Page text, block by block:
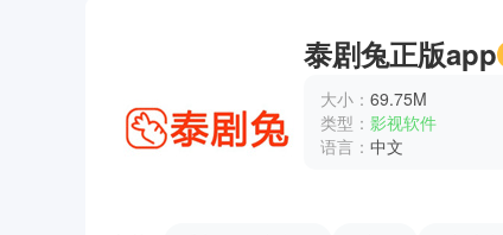
泰剧兔正版app
大小： 69.75M
类型： 影视软件
语言： 中文